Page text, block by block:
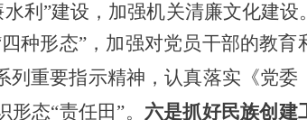
利”建设，加强机关清廉文化建
种形态”，加强对党员干部的教育
列重要指示精神，认真落实《党委
形态“责任田”。 六是抓好民族创建